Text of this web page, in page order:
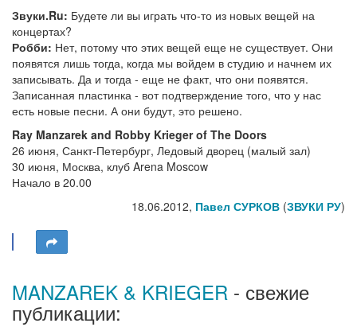
Звуки.Ru: Будете ли вы играть что-то из новых вещей на
концертах?
Робби: Нет, потому что этих вещей еще не существует. Они
появятся лишь тогда, когда мы войдем в студию и начнем их
записывать. Да и тогда - еще не факт, что они появятся.
Записанная пластинка - вот подтверждение того, что у нас
есть новые песни. А они будут, это решено.
Ray Manzarek and Robby Krieger of The Doors
26 июня, Санкт-Петербург, Ледовый дворец (малый зал)
30 июня, Москва, клуб Arena Moscow
Начало в 20.00
18.06.2012, Павел СУРКОВ (ЗВУКИ РУ)
MANZAREK & KRIEGER - свежие
публикации: